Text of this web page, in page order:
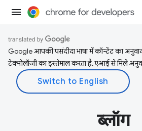
Google आपकी पसंदीदा भाषा में कॉन्टेंट का
टेक्नोलॉजी का इस्तेमाल करता है. एआई से मिले
ब्लॉग